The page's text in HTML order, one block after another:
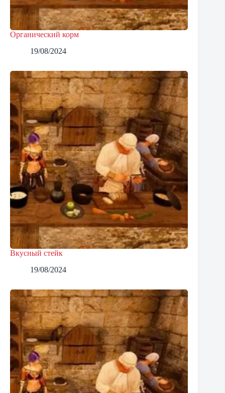
Органический корм
19/08/2024
Вкусный стейк
19/08/2024